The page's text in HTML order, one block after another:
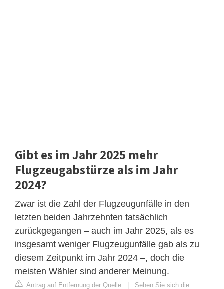
Gibt es im Jahr 2025 mehr
Flugzeugabstürze als im Jahr
2024?
Zwar ist die Zahl der Flugzeugunfälle in den
letzten beiden Jahrzehnten tatsächlich
zurückgegangen – auch im Jahr 2025, als es
insgesamt weniger Flugzeugunfälle gab als zu
diesem Zeitpunkt im Jahr 2024 –, doch die
meisten Wähler sind anderer Meinung.
Antrag auf Entfernung der Quelle | Sehen Sie sich die